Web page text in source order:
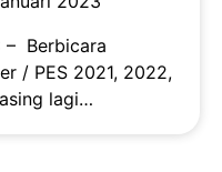
– Berbicara
/ PES 2021, 2022,
lagi…